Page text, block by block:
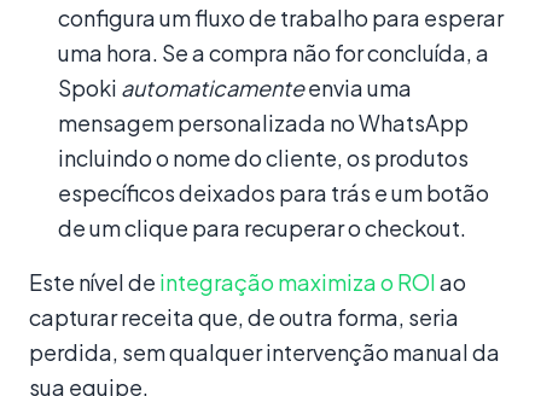
configura um fluxo de trabalho para esperar
uma hora. Se a compra não for concluída, a
Spoki automaticamenteenvia uma
mensagem personalizada no WhatsApp
incluindo o nome do cliente, os produtos
específicos deixados para trás e um botão
de um clique para recuperar o checkout.
Este nível de integração maximiza o ROIao
capturar receita que, de outra forma, seria
perdida, sem qualquer intervenção manual da
sua equipe.